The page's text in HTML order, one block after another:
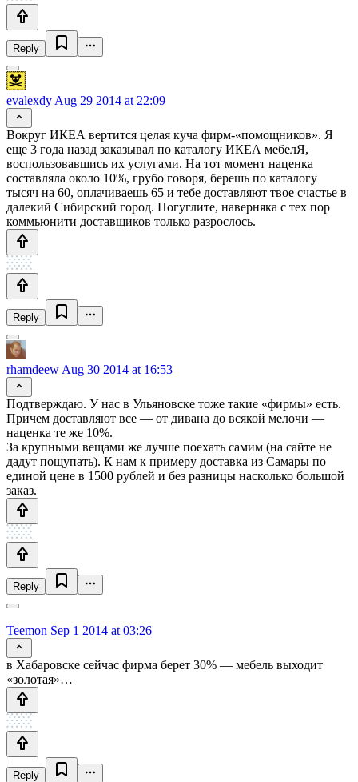
Reply
evalexdy Aug 29 2014 at 22:09
Вокруг ИКЕА вертится целая куча фирм-«помощников». Я
еще 3 года назад заказывал по каталогу ИКЕА мебелЯ,
воспользовавшись их услугами. На тот момент наценка
составляла около 10%, грубо говоря, берешь по каталогу
тысяч на 60, оплачиваешь 65 и тебе доставляют твое счастье в
далекий Сибирский город. Погуглите, наверняка с тех пор
коммьюнити доставщиков только разрослось.
Reply
rhamdeew Aug 30 2014 at 16:53
Подтверждаю. У нас в Ульяновске тоже такие «фирмы» есть.
Причем доставляют все — от дивана до всякой мелочи —
наценка те же 10%.
За крупными вещами же лучше поехать самим (на сайте не
дадут пощупать). К нам к примеру доставка из Самары по
единой цене в 1500 рублей и без разницы насколько большой
заказ.
Reply
Teemon Sep 1 2014 at 03:26
в Хабаровске сейчас фирма берет 30% — мебель выходит
«золотая»…
Reply